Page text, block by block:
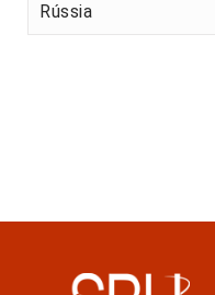
Rússia